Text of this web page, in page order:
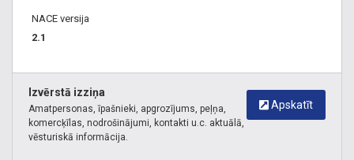
NACE versija
2.1
Apskatīt
Izvērstā izziņa
Amatpersonas, īpašnieki, apgrozījums, peļņa,
komercķīlas, nodrošinājumi, kontakti u.c. aktuālā,
vēsturiskā informācija.